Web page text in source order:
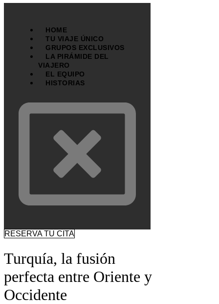
HOME
TU VIAJE ÚNICO
GRUPOS EXCLUSIVOS
LA PIRÁMIDE DEL
VIAJERO
EL EQUIPO
HISTORIAS
RESERVA TU CITA
Turquía, la fusión
perfecta entre Oriente y
Occidente